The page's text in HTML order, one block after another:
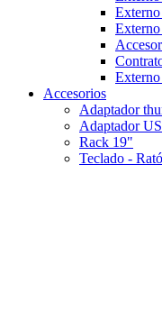
Accesorios
Adaptador
Adaptador
Rack 19"
Teclado -